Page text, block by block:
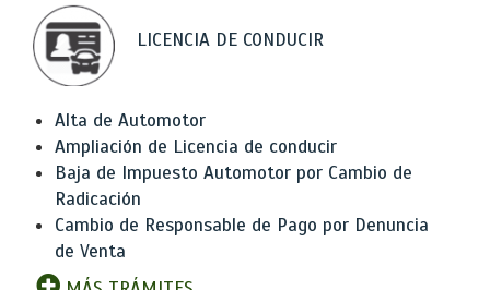
LICENCIA DE CONDUCIR
Alta de Automotor
Ampliación de Licencia de conducir
Baja de Impuesto Automotor por Cambio de
Radicación
Cambio de Responsable de Pago por Denuncia
de Venta